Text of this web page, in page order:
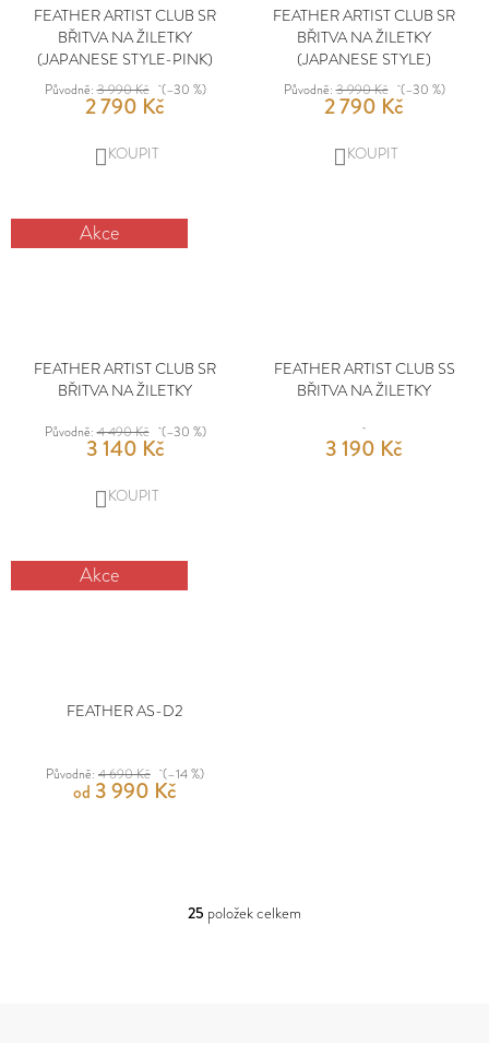
FEATHER ARTIST CLUB SR
BŘITVA NA ŽILETKY
(JAPANESE STYLE-PINK)
Původně:3 990 Kč (–30 %)
2 790 Kč
DO
FEATHER ARTIST CLUB SR
BŘITVA NA ŽILETKY
(JAPANESE STYLE)
Původně:3 990 Kč (–30 %)
2 790 Kč
DO
Akce
FEATHER ARTIST CLUB SR
BŘITVA NA ŽILETKY
Původně:4 490 Kč (–30 %)
3 140 Kč
DO
FEATHER ARTIST CLUB SS
BŘITVA NA ŽILETKY
3 190 Kč
Akce
FEATHER AS-D2
Původně: 4 690 Kč (–14 %)
od 3 990 Kč
O
25 položek celkem